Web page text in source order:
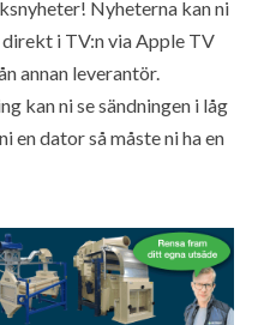
Nyheterna kan ni
i TV:n via Apple TV
annan leverantör.
kan ni se sändningen i låg
en dator så måste ni ha en